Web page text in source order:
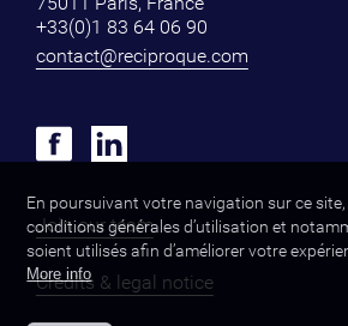
+33(0)1 83 64 06 90
contact@reciproque.com
Join our team
Credits & legal notice
En poursuivant votre navigation sur ce
conditions générales d’utilisation et
soient utilisés afin d’améliorer votre
More info